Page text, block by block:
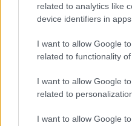
related to analytics like
device identifiers in apps.
I want to allow Google
related to functionality
I want to allow Google
related to
I want to allow Google